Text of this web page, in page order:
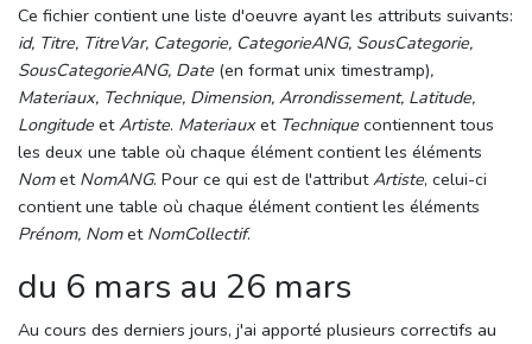
Ce fichier contient une liste d'oeuvre ayant les attributs suivants:
id, Titre, TitreVar, Categorie, CategorieANG, SousCategorie,
SousCategorieANG, Date (en format unix timestramp),
Materiaux, Technique, Dimension, Arrondissement, Latitude,
Longitude etArtiste. Materiauxet Technique contiennent tous
les deux une table où chaque élément contient les éléments
Nomet NomANG. Pour ce qui est de l'attributArtiste, celui-ci
contient une table où chaque élément contient les éléments
Prénom, Nomet NomCollectif.
du 6 mars au 26 mars
Au cours des derniers jours, j'ai apporté plusieurs correctifs au